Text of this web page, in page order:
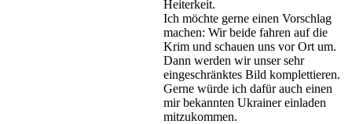
Heiterkeit.
Ich möchte gerne einen Vorschlag
machen: Wir beide fahren auf die
Krim und schauen uns vor Ort um.
Dann werden wir unser sehr
eingeschränktes Bild komplettieren.
Gerne würde ich dafür auch einen
mir bekannten Ukrainer einladen
mitzukommen.